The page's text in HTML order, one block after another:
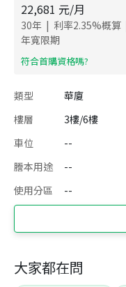
22,681 元/月
30年 | 利率2.35%概算
年寬限期
​符合首購資格嗎?
類型 華廈
樓層
3樓/6樓
車位
--
謄本用途
--
使用分區
--
大家都在問